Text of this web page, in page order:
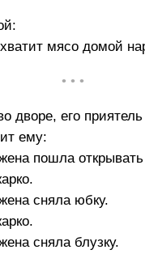
мясо домой
• • •
дворе, его
ему:
пошла открывать
сняла юбку.
сняла блузку.